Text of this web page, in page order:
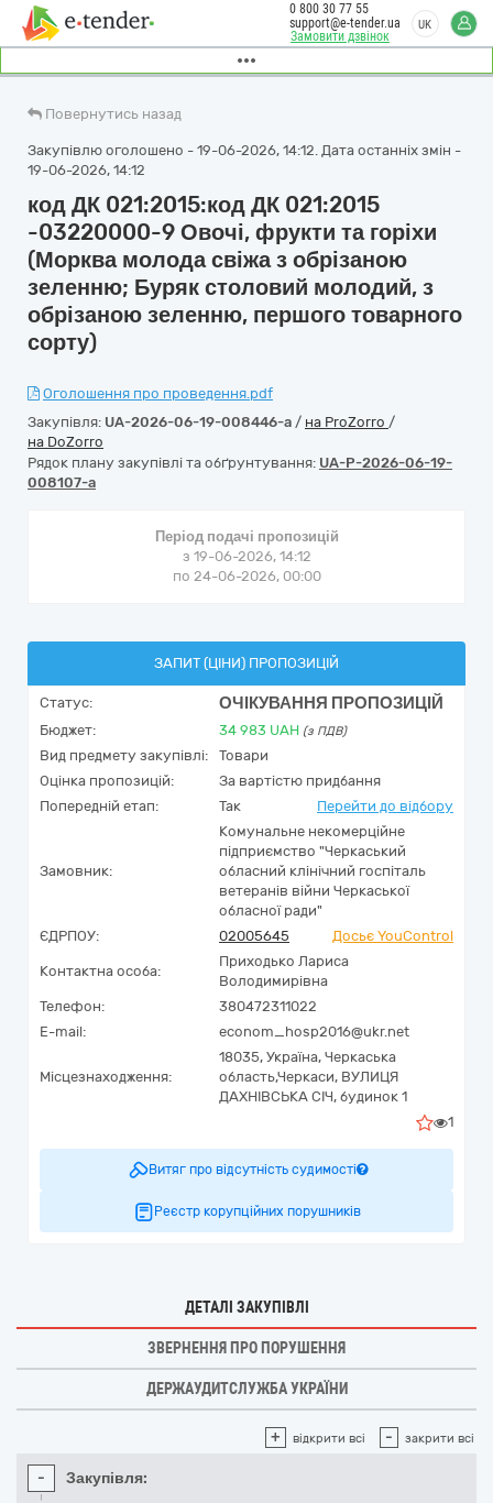
Замовити дзвінок
0 800 30 77 55
support@e-tender.ua
UK
Повернутись назад
Закупівлю оголошено - 19-06-2026, 14:12. Дата останніх змін -
19-06-2026, 14:12
код ДК 021:2015:код ДК 021:2015
-03220000-9 Овочі, фрукти та горіхи
(Морква молода свіжа з обрізаною
зеленню; Буряк столовий молодий, з
обрізаною зеленню, першого товарного
сорту)
Оголошення про проведення.pdf
Закупівля: UA-2026-06-19-008446-a / на ProZorro /
на DoZorro
Рядок плану закупівлі та обґрунтування: UA-P-2026-06-19-
008107-a
Період подачі пропозицій
з 19-06-2026, 14:12
по 24-06-2026, 00:00
ЗАПИТ (ЦІНИ) ПРОПОЗИЦІЙ
Статус: ОЧІКУВАННЯ ПРОПОЗИЦІЙ
Бюджет: 34 983 UAH (з ПДВ)
Вид предмету закупівлі:
Товари
Оцінка пропозицій:
За вартістю придбання
Попередній етап:
Так Перейти до відбору
Замовник:
Комунальне некомерційне
підприємство "Черкаський
обласний клінічний госпіталь
ветеранів війни Черкаської
обласної ради"
ЄДРПОУ:
02005645 Досьє YouControl
Контактна особа:
Приходько Лариса
Володимирівна
Телефон:
380472311022
E-mail:
econom_hosp2016@ukr.net
Місцезнаходження:
18035, Україна, Черкаська
область,Черкаси, ВУЛИЦЯ
ДАХНІВСЬКА СІЧ, будинок 1
1
Витяг про відсутність судимості
Реєстр корупційних порушників
ДЕТАЛІ ЗАКУПІВЛІ
ЗВЕРНЕННЯ ПРО ПОРУШЕННЯ
ДЕРЖАУДИТСЛУЖБА УКРАЇНИ
+ відкрити всі - закрити всі
- Закупівля: